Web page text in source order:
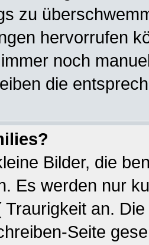
zu
hervorrufen
noch
die
Bilder, die
Es werden nur
Traurigkeit an.
Seite